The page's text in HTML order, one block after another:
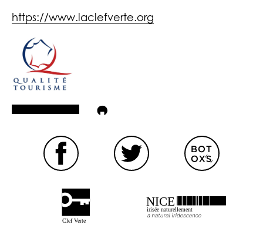
https://www.laclefverte.org
Clef Verte
NICE
irisée naturellement